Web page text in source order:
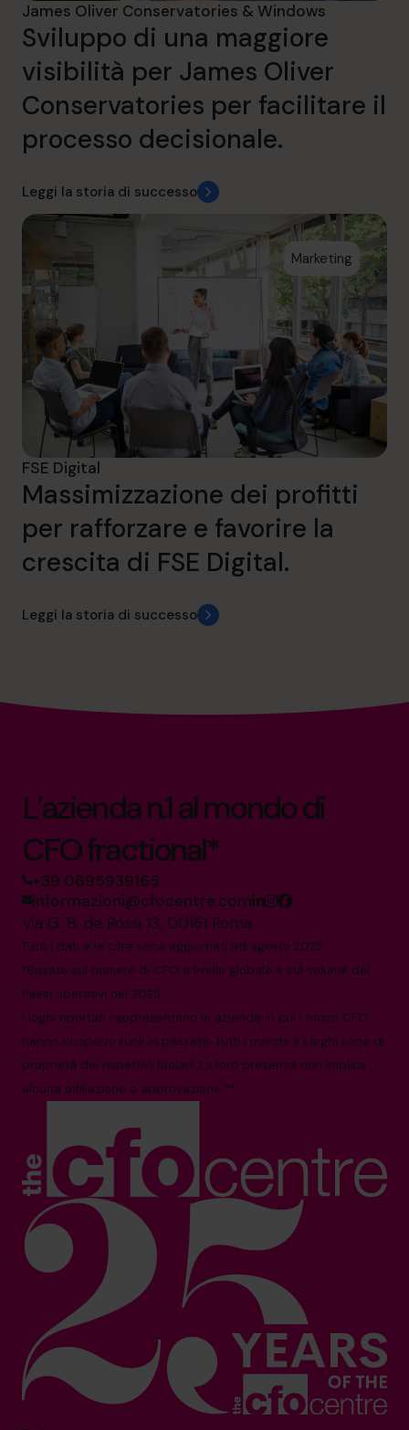
James Oliver Conservatories & Windows
Sviluppo di una maggiore
visibilità per James Oliver
Conservatories per facilitare il
processo decisionale.
Leggi la storia di successo
Marketing
FSE Digital
Massimizzazione dei profitti
per rafforzare e favorire la
crescita di FSE Digital.
Leggi la storia di successo
L’azienda n.1 al mondo di
CFO fractional*
+39 0695939165
informazioni@cfocentre.com
Via G. B. de Rossi 13, 00161 Roma
Tutti i dati e le cifre sono aggiornati ad agosto 2025
*Basato sul numero di CFO a livello globale e sul volume dei
Paesi operativi nel 2025.
I loghi riportati rappresentano le aziende in cui i nostri CFO
hanno ricoperto ruoli in passato. Tutti i marchi e i loghi sono di
proprietà dei rispettivi titolari. La loro presenza non implica
alcuna affiliazione o approvazione.**